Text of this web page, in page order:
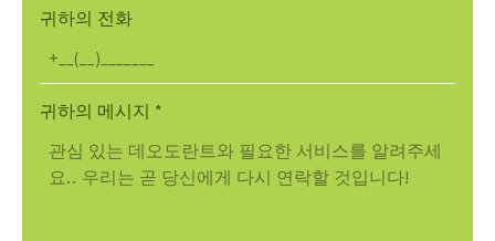
귀하의 전화
귀하의 메시지 *